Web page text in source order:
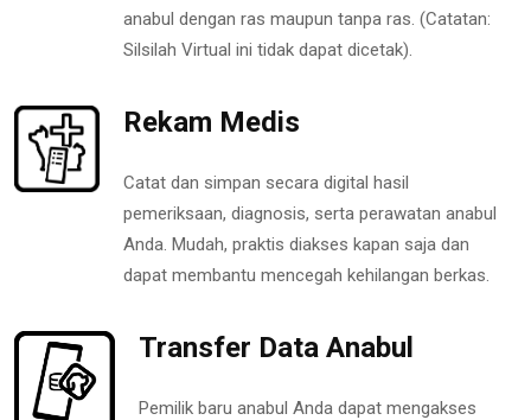
anabul dengan ras maupun tanpa ras. (Catatan:
Silsilah Virtual ini tidak dapat dicetak).
Rekam Medis
Catat dan simpan secara digital hasil
pemeriksaan, diagnosis, serta perawatan anabul
Anda. Mudah, praktis diakses kapan saja dan
dapat membantu mencegah kehilangan berkas.
Transfer Data Anabul
Pemilik baru anabul Anda dapat mengakses